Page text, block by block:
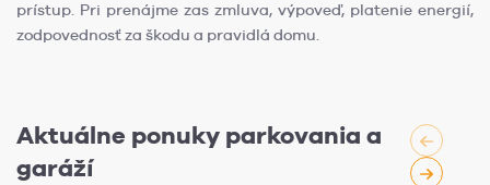
prístup. Pri prenájme zas zmluva, výpoveď, platenie energií,
zodpovednosť za škodu a pravidlá domu.
Aktuálne ponuky parkovania a
garáží